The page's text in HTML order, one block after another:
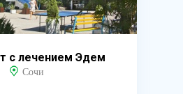
с лечением Эдем
Сочи